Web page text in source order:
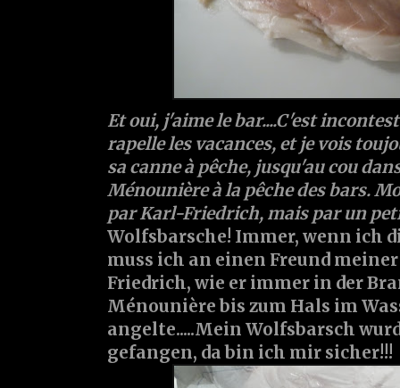
Et oui, j'aime le bar....C'est
rapelle les vacances, et je vois
sa canne à pêche, jusqu'au cou
Ménounière à la pêche des bars.
par Karl-Friedrich, mais par un
Wolfsbarsche! Immer, wenn ich
muss ich an einen Freund
Friedrich, wie er immer in der
Ménounière bis zum Hals im
angelte.....Mein Wolfsbarsch
gefangen, da bin ich mir sicher!!!